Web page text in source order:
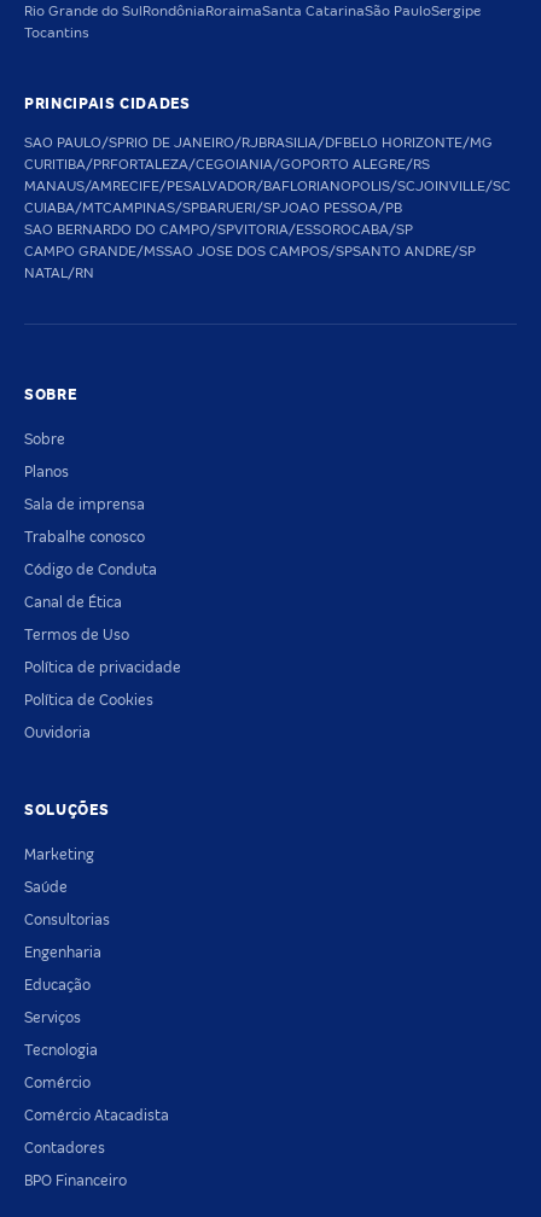
Rio Grande do Sul Rondônia RoraimaSanta CatarinaSão PauloSergipe
Tocantins
PRINCIPAIS CIDADES
SAO PAULO/SPRIO DE JANEIRO/RJBRASILIA/DFBELO HORIZONTE/MG
CURITIBA/PRFORTALEZA/CEGOIANIA/GOPORTO ALEGRE/RS
MANAUS/AMRECIFE/PESALVADOR/BAFLORIANOPOLIS/SCJOINVILLE/SC
CUIABA/MTCAMPINAS/SPBARUERI/SPJOAO PESSOA/PB
SAO BERNARDO DO CAMPO/SPVITORIA/ESSOROCABA/SP
CAMPO GRANDE/MSSAO JOSE DOS CAMPOS/SPSANTO ANDRE/SP
NATAL/RN
SOBRE
Sobre
Planos
Sala de imprensa
Trabalhe conosco
Código de Conduta
Canal de Ética
Termos de Uso
Política de privacidade
Política de Cookies
Ouvidoria
SOLUÇÕES
Marketing
Saúde
Consultorias
Engenharia
Educação
Serviços
Tecnologia
Comércio
Comércio Atacadista
Contadores
BPO Financeiro